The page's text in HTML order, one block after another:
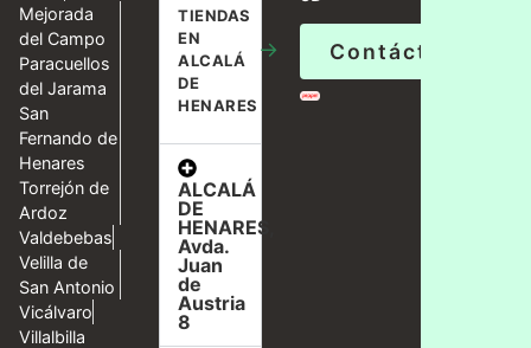
Mejorada
del Campo
Paracuellos
del Jarama
San
Fernando de
Henares
Torrejón de
Ardoz
Valdebebas
Velilla de
San Antonio
Vicálvaro
Villalbilla
TIENDAS
EN
ALCALÁ
DE
HENARES
→
ALCALÁ
DE
HENARES,
Avda.
Juan
de
Austria
8
Contáctanos